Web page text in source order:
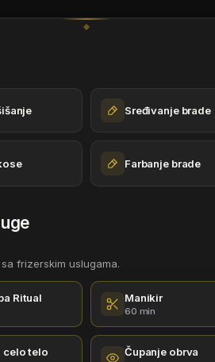
Sređivanje brade
Farbanje brade
frizerskim uslugama.
Ritual Manikir
60 min
celo telo Čupanje obrva